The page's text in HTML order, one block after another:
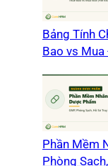
Bảng Tính
Bao vs
Phần Mềm
Phòng